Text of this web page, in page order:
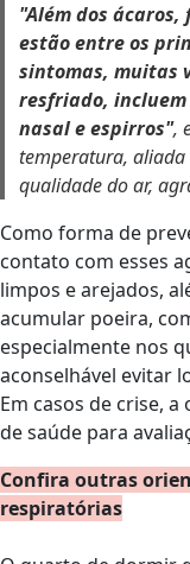
"Além dos
estão entre os
sintomas, muitas
resfriado,
nasal e espirros",
temperatura, aliada
qualidade do ar,
Como forma de
contato com esses
limpos e arejados,
acumular poeira,
especialmente nos
aconselhável evitar
Em casos de crise,
de saúde para
Confira outras
respiratórias